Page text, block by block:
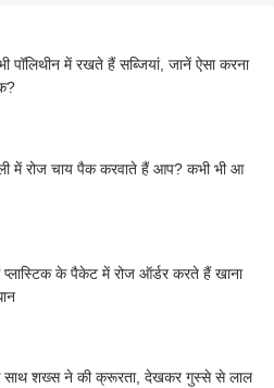
पॉलिथीन में रखते हैं सब्जियां, जानें ऐसा करना
में रोज चाय पैक करवाते हैं आप? कभी भी आ
प्लास्टिक के पैकेट में रोज ऑर्डर करते हैं खाना
के साथ शख्स ने की क्रूरता, देखकर गुस्से से लाल